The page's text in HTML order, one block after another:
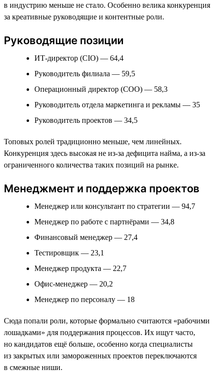
в индустрию меньше не стало. Особенно велика конкуренция
за креативные руководящие и контентные роли.
Руководящие позиции
ИТ-директор (CIO) — 64,4
Руководитель филиала — 59,5
Операционный директор (COO) — 58,3
Руководитель отдела маркетинга и рекламы — 35
Руководитель проектов — 34,5
Топовых ролей традиционно меньше, чем линейных.
Конкуренция здесь высокая не из-за дефицита найма, а из-за
ограниченного количества таких позиций на рынке.
Менеджмент и поддержка проектов
Менеджер или консультант по стратегии — 94,7
Менеджер по работе с партнёрами — 34,8
Финансовый менеджер — 27,4
Тестировщик — 23,1
Менеджер продукта — 22,7
Офис-менеджер — 20,2
Менеджер по персоналу — 18
Сюда попали роли, которые формально считаются «рабочими
лошадками» для поддержания процессов. Их ищут часто,
но кандидатов ещё больше, особенно когда специалисты
из закрытых или замороженных проектов переключаются
в смежные ниши.